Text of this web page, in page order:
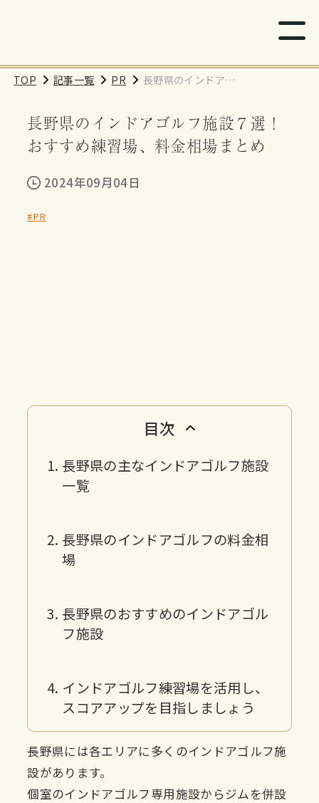
TOP 記事一覧 PR
長野県のインドアゴ
すめ練習場、料金相
場まとめ
長野県のインドアゴルフ施設７選！
おすすめ練習場、料金相場まとめ
2024年09月04日
#PR
目次
長野県の主なインドアゴルフ施設
一覧
長野県のインドアゴルフの料金相
場
長野県のおすすめのインドアゴル
フ施設
インドアゴルフ練習場を活用し、
スコアアップを目指しましょう
長野県には各エリアに多くのインドアゴルフ施
設があります。
個室のインドアゴルフ専用施設からジムを併設